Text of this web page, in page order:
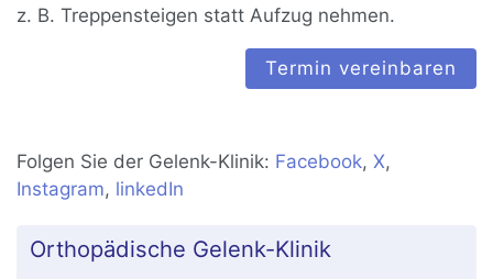
z. B. Treppensteigen statt Aufzug nehmen.
Termin vereinbaren
Folgen Sie der Gelenk-Klinik: Facebook,X,
Instagram, linkedIn
Orthopädische Gelenk-Klinik